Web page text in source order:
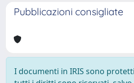
Pubblicazioni consigliate
I documenti in IRIS sono